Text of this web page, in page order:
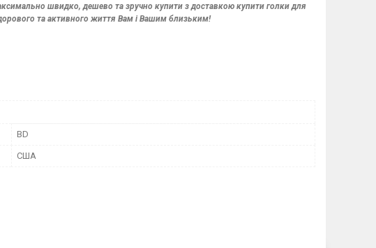
швидко, дешево та зручно купити з доставкою купити голки для
та активного життя Вам і Вашим близьким!
BD
США